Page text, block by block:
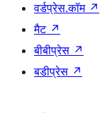
वर्डप्रेस.कॉम ↗
मैट ↗
बीबीप्रेस ↗
बडीप्रेस ↗